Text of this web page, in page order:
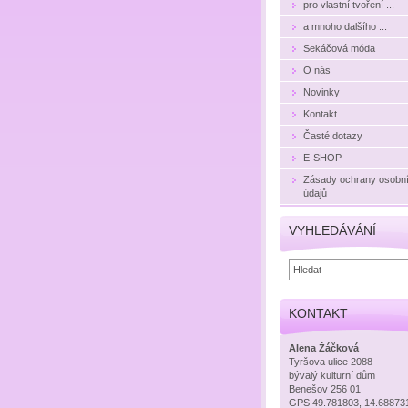
pro vlastní tvoření ...
a mnoho dalšího ...
Sekáčová móda
O nás
Novinky
Kontakt
Časté dotazy
E-SHOP
Zásady ochrany
údajů
VYHLEDÁVÁNÍ
KONTAKT
Alena Žáčková
Tyršova ulice 2088
bývalý kulturní dům
Benešov 256 01
GPS 49.781803, 14.688731